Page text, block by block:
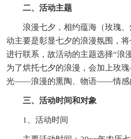
二、活动主题
浪漫七夕，相约蕴海（玫瑰
动主要是彰显七夕的浪漫氛围，
进行联系，故活动的主题选择“浪
为了烘托七夕的浪漫，会加上玫
光——浪漫的熏陶、物语——情感
三、活动时间和对象
1、活动时间